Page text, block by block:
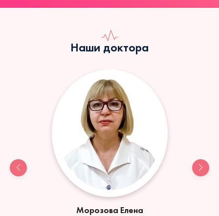
Наши доктора
Морозова Елена